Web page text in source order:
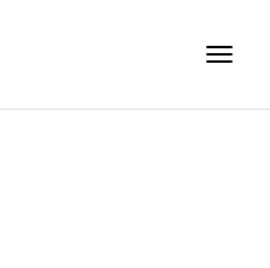
Toggle